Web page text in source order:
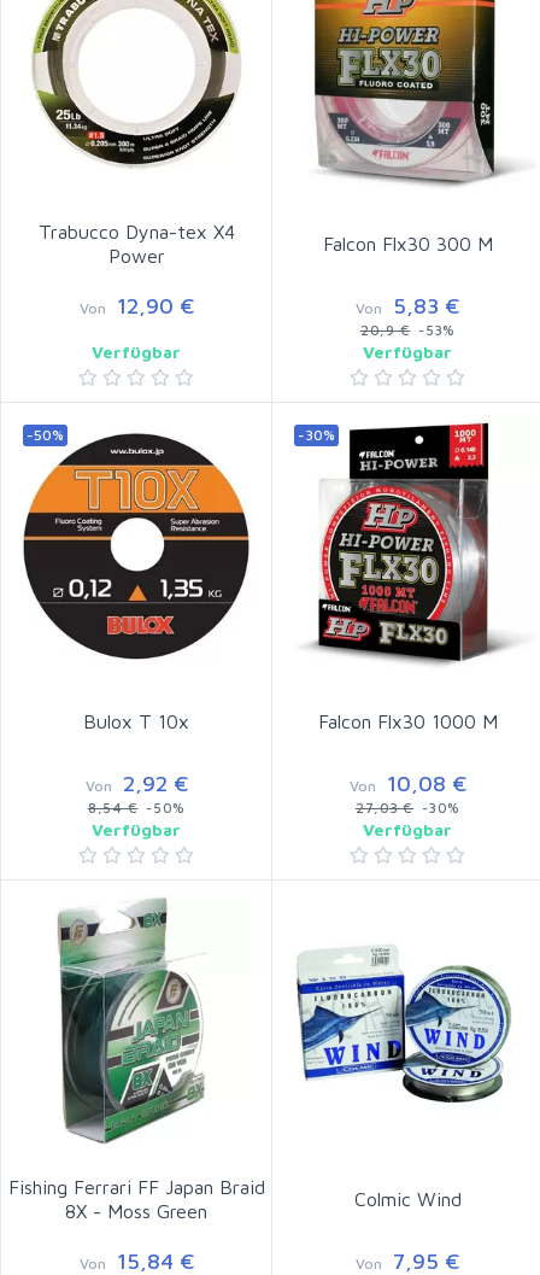
Trabucco Dyna-tex X4
Power
Von 12,90 €
Verfügbar
Falcon Flx30 300 M
Von 5,83 €
20,9 €-53%
Verfügbar
-50%
Bulox T 10x
Von 2,92 €
8,54 €-50%
Verfügbar
-30%
Falcon Flx30 1000 M
Von 10,08 €
27,03 €-30%
Verfügbar
Fishing Ferrari FF Japan Braid
8X - Moss Green
Von 15,84 €
Colmic Wind
Von 7,95 €